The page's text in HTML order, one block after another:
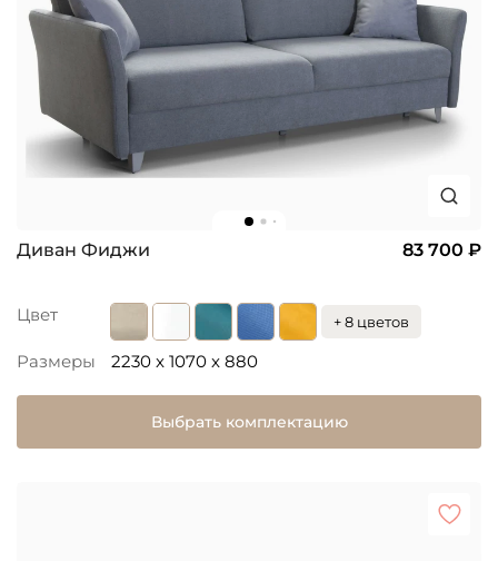
Диван Фиджи 83 700 ₽
Цвет + 8 цветов
Размеры 2230 x 1070 x 880
Выбрать комплектацию